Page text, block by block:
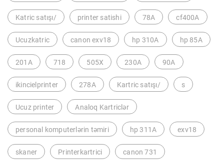
Katric satışı/ printer satishi 78A cf400A
Ucuzkatric canon exv18 hp 310A hp 85A
201A 718 505X 230A 90A
ikincielprinter 278A Kartric satışı/ s
Ucuz printer Analoq Kartriclər
personal komputerlərin təmiri hp 311A exv18
skaner Printerkartrici canon 731